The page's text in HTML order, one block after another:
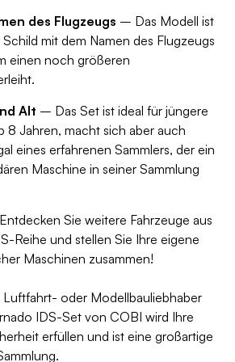
des Flugzeugs – Das Modell ist
mit dem Namen des Flugzeugs
einen noch größeren
Alt – Das Set ist ideal für jüngere
8 Jahren, macht sich aber auch
eines erfahrenen Sammlers, der ein
Maschine in seiner Sammlung
Sie weitere Fahrzeuge aus
Reihe und stellen Sie Ihre eigene
Maschinen zusammen!
Luftfahrt- oder Modellbauliebhaber
IDS-Set von COBI wird Ihre
erfüllen und ist eine großartige